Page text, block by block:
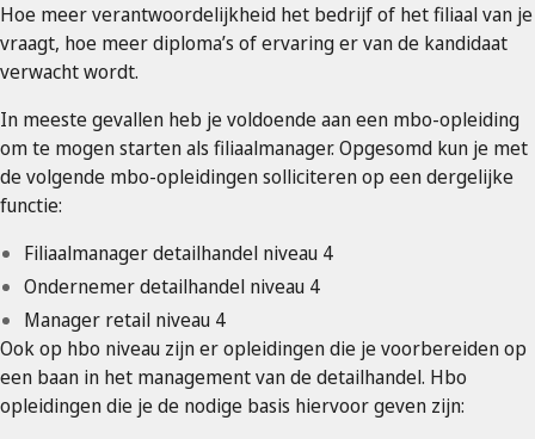
Hoe meer verantwoordelijkheid het bedrijf of het filiaal van je
vraagt, hoe meer diploma’s of ervaring er van de kandidaat
verwacht wordt.
In meeste gevallen heb je voldoende aan een mbo-opleiding
om te mogen starten als filiaalmanager. Opgesomd kun je met
de volgende mbo-opleidingen solliciteren op een dergelijke
functie:
Filiaalmanager detailhandel niveau 4
Ondernemer detailhandel niveau 4
Manager retail niveau 4
Ook op hbo niveau zijn er opleidingen die je voorbereiden op
een baan in het management van de detailhandel. Hbo
opleidingen die je de nodige basis hiervoor geven zijn: